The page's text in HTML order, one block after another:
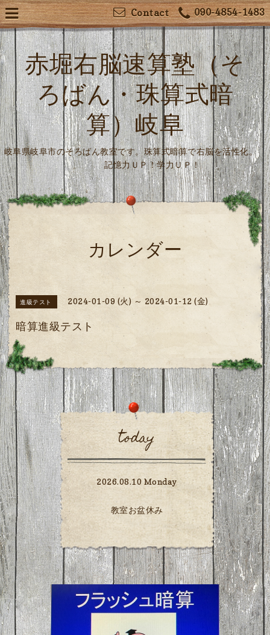
090-4854-1483
Contact
赤堀右脳速算塾（そ
ろばん・珠算式暗
算）岐阜
岐阜県岐阜市のそろばん教室です。珠算式暗算で右脳を活性化。
記憶力ＵＰ！学力ＵＰ！
カレンダー
進級テスト 2024-01-09 (火) ～ 2024-01-12 (金)
暗算進級テスト
today
2026.08.10 Monday
教室お盆休み